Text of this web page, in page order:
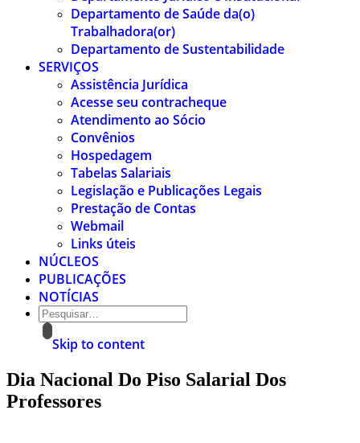
Departamento de Saúde da(o)
Trabalhadora(or)
Departamento de Sustentabilidade
SERVIÇOS
Assistência Jurídica
Acesse seu contracheque
Atendimento ao Sócio
Convênios
Hospedagem
Tabelas Salariais
Legislação e Publicações Legais
Prestação de Contas
Webmail
Links úteis
NÚCLEOS
PUBLICAÇÕES
NOTÍCIAS
Skip to content
Dia Nacional Do Piso Salarial Dos
Professores